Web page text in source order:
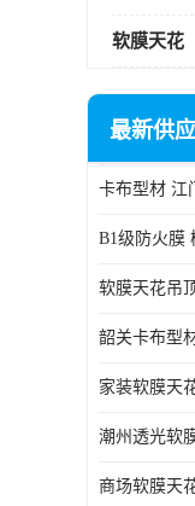
软膜天花
最新供
卡布型材 江
韶关卡布型